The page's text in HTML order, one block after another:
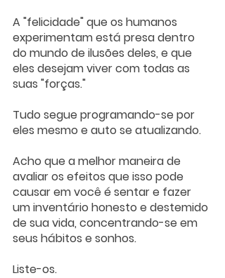
A "felicidade" que os humanos
experimentam está presa dentro
do mundo de ilusões deles, e que
eles desejam viver com todas as
suas "forças."
Tudo segue programando-se por
eles mesmo e auto se atualizando.
Acho que a melhor maneira de
avaliar os efeitos que isso pode
causar em você é sentar e fazer
um inventário honesto e destemido
de sua vida, concentrando-se em
seus hábitos e sonhos.
Liste-os.